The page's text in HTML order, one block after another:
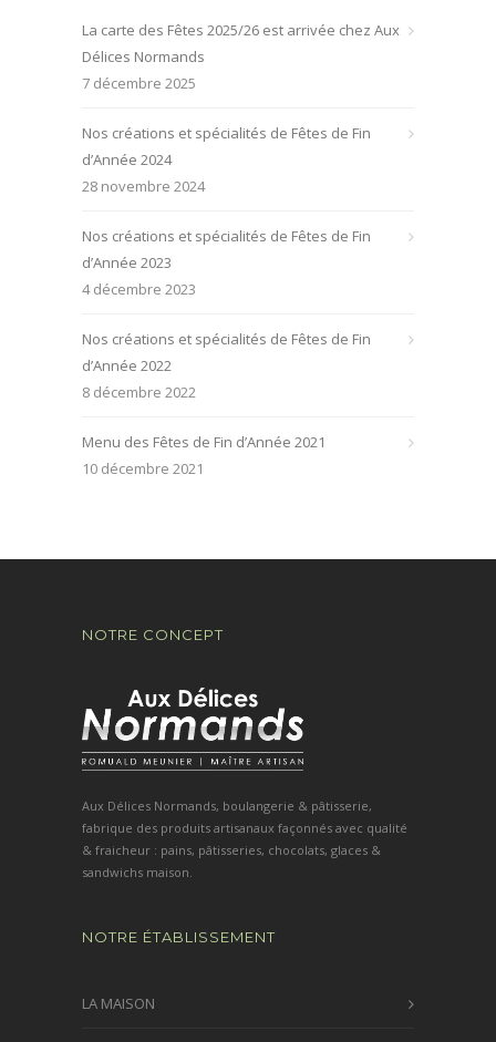
La carte des Fêtes 2025/26 est arrivée chez Aux
Délices Normands
7 décembre 2025
Nos créations et spécialités de Fêtes de Fin
d’Année 2024
28 novembre 2024
Nos créations et spécialités de Fêtes de Fin
d’Année 2023
4 décembre 2023
Nos créations et spécialités de Fêtes de Fin
d’Année 2022
8 décembre 2022
Menu des Fêtes de Fin d’Année 2021
10 décembre 2021
NOTRE CONCEPT
Aux Délices Normands, boulangerie & pâtisserie,
fabrique des produits artisanaux façonnés avec qualité
& fraicheur : pains, pâtisseries, chocolats, glaces &
sandwichs maison.
NOTRE ÉTABLISSEMENT
LA MAISON